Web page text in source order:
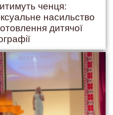
ченця:
насильство
дитячої